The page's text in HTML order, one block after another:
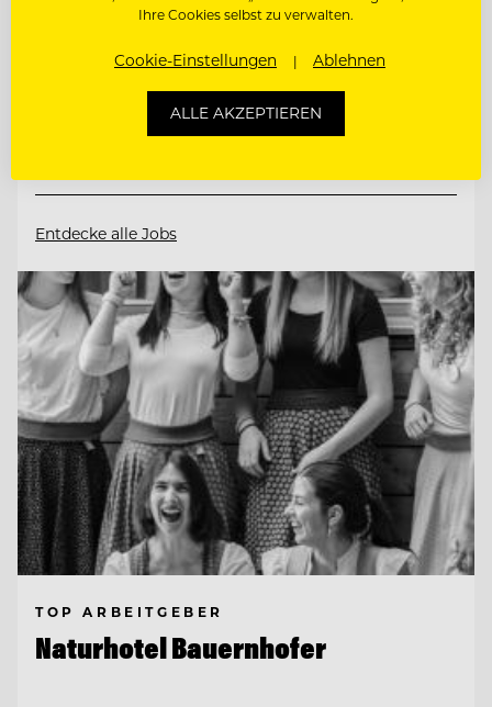
Hotel AVIVA****s make friends
4170 St. Stefan-Afiesl, Österreich
Entdecke alle Jobs
TOP ARBEITGEBER
Naturhotel Bauernhofer
Ihre Cookies selbst zu verwalten.
Cookie-Einstellungen Ablehnen
ALLE AKZEPTIEREN